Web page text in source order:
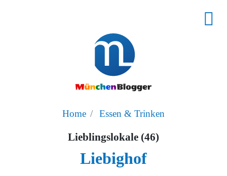
Home Essen & Trinken
Lieblingslokale (46)
Liebighof